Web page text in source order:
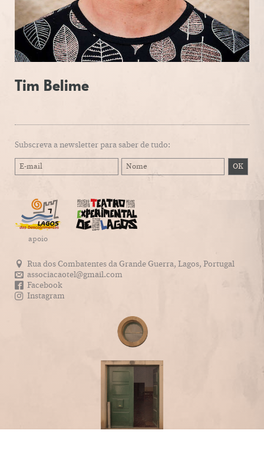
Tim Belime
apoio
Rua dos Combatentes da Grande Guerra, Lagos, Portugal
associacaotel@gmail.com
Facebook
Instagram
Subscreva a newsletter para saber de tudo: